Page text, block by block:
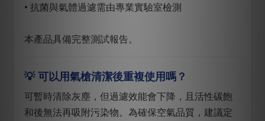
• 抗菌與氣體過濾需由專業實驗室檢測
本產品具備完整測試報告。
💡 可以用氣槍清潔後重複使用嗎？
可暫時清除灰塵，但過濾效能會下降，且活性碳飽
和後無法再吸附污染物。為確保空氣品質，建議定